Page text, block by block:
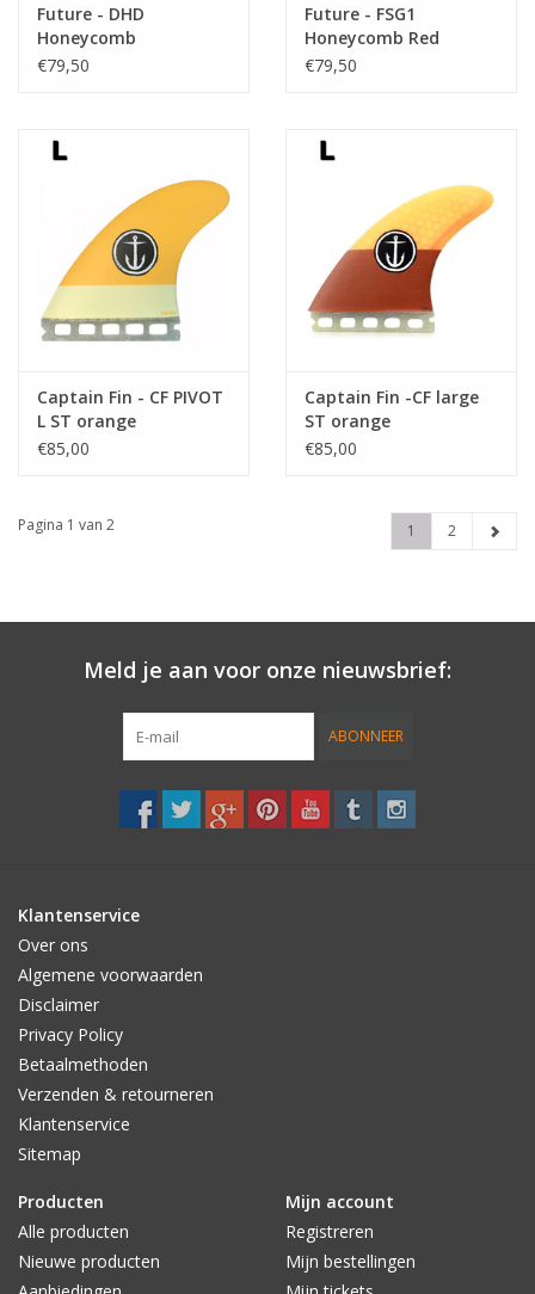
Future - DHD
Honeycomb
€79,50
Future - FSG1
Honeycomb Red
€79,50
Captain Fin - CF PIVOT
L ST orange
€85,00
Captain Fin -CF large
ST orange
€85,00
Pagina 1 van 2 1 2
Meld je aan voor onze nieuwsbrief:
ABONNEER
Klantenservice
Over ons
Algemene voorwaarden
Disclaimer
Privacy Policy
Betaalmethoden
Verzenden & retourneren
Klantenservice
Sitemap
Producten
Alle producten
Nieuwe producten
Mijn account
Registreren
Mijn bestellingen